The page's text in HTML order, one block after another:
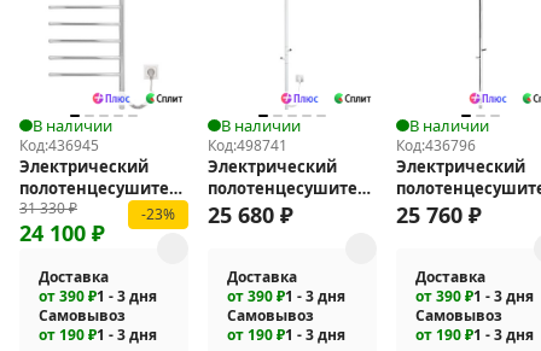
В наличии
Код:436945
Электрический
полотенцесушитель
Vincea 43х80 VTD-
1S2CE
31 330₽
24 100 ₽
-23%
Доставка
от 390 ₽1 - 3 дня
Самовывоз
от 190 ₽1 - 3 дня
В наличии
Код:498741
Электрический
полотенцесушитель
Vincea 15х140 VTD-
25 680 ₽
Доставка
от 390 ₽1 - 3 дня
Самовывоз
от 190 ₽1 - 3 дня
В наличии
Код:436796
Электрический
Vincea 15х140
25 760 ₽
Доставка
от 390 ₽1 - 3 дня
Самовывоз
от 190 ₽1 - 3 дня